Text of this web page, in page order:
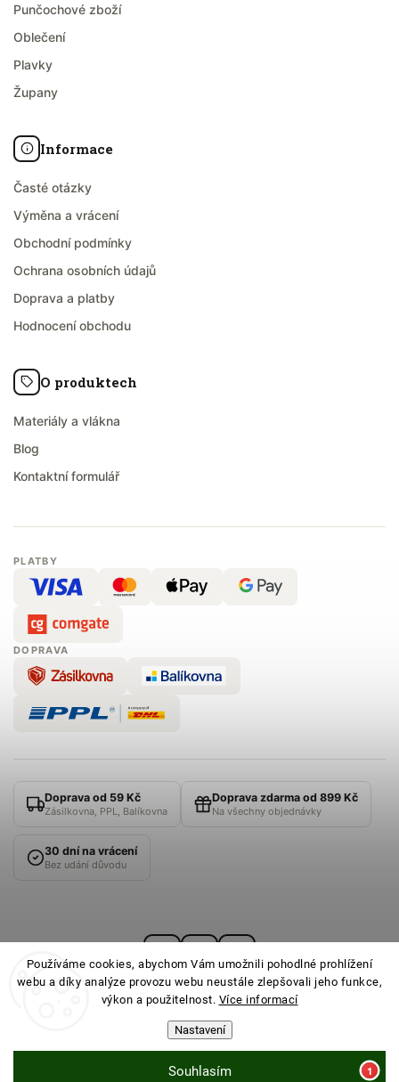
Používáme cookies, abychom Vám umožnili pohodlné prohlížení
webu a díky analýze provozu webu neustále zlepšovali jeho funkce,
výkon a použitelnost. Více informací
Nastavení
Souhlasím
Punčochové zboží
Oblečení
Plavky
Župany
Informace
Časté otázky
Výměna a vrácení
Obchodní podmínky
Ochrana osobních údajů
Doprava a platby
Hodnocení obchodu
O produktech
Materiály a vlákna
Blog
Kontaktní formulář
PLATBY
DOPRAVA
Doprava od 59 Kč
Zásilkovna, PPL, Balíkovna
Doprava zdarma od 899 Kč
Na všechny objednávky
30 dní na vrácení
Bez udání důvodu
PONOŽKOVNA· Všechna práva vyhrazena ·
Nastavení cookies